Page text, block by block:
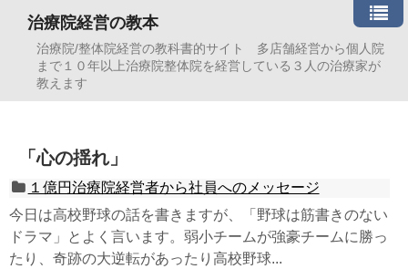
治療院経営の教本
治療院/整体院経営の教科書的サイト 多店舗経営から個人院
まで１０年以上治療院整体院を経営している３人の治療家が
教えます
「心の揺れ」
１億円治療院経営者から社員へのメッセージ
今日は高校野球の話を書きますが、「野球は筋書きのない
ドラマ」とよく言います。弱小チームが強豪チームに勝っ
たり、奇跡の大逆転があったり高校野球...